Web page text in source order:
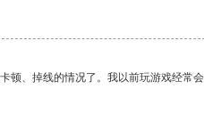
、掉线的情况了。我以前玩游戏经常